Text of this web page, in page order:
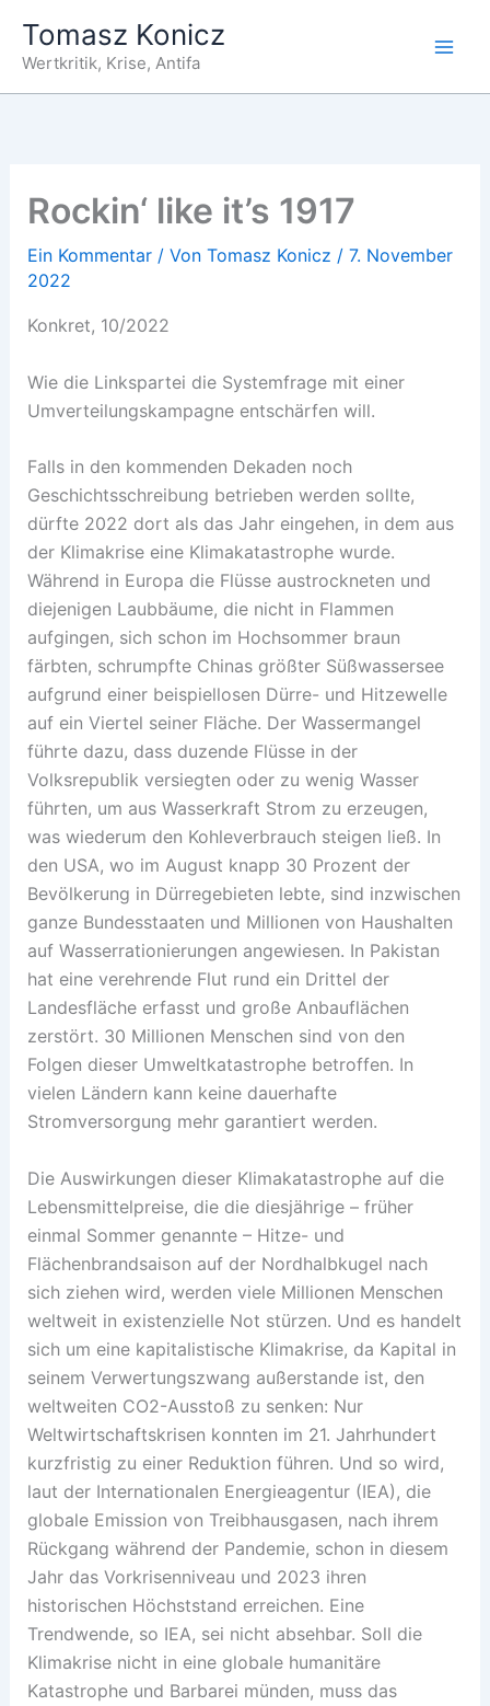
Inhalt
springen
Tomasz Konicz
Wertkritik, Krise, Antifa
Rockin‘ like it’s 1917
Ein Kommentar / Von Tomasz Konicz / 7. November
2022
Konkret, 10/2022
Wie die Linkspartei die Systemfrage mit einer
Umverteilungskampagne entschärfen will.
Falls in den kommenden Dekaden noch
Geschichtsschreibung betrieben werden sollte,
dürfte 2022 dort als das Jahr eingehen, in dem aus
der Klimakrise eine Klimakatastrophe wurde.
Während in Europa die Flüsse austrockneten und
diejenigen Laubbäume, die nicht in Flammen
aufgingen, sich schon im Hochsommer braun
färbten, schrumpfte Chinas größter Süßwassersee
aufgrund einer beispiellosen Dürre- und Hitzewelle
auf ein Viertel seiner Fläche. Der Wassermangel
führte dazu, dass duzende Flüsse in der
Volksrepublik versiegten oder zu wenig Wasser
führten, um aus Wasserkraft Strom zu erzeugen,
was wiederum den Kohleverbrauch steigen ließ. In
den USA, wo im August knapp 30 Prozent der
Bevölkerung in Dürregebieten lebte, sind inzwischen
ganze Bundesstaaten und Millionen von Haushalten
auf Wasserrationierungen angewiesen. In Pakistan
hat eine verehrende Flut rund ein Drittel der
Landesfläche erfasst und große Anbauflächen
zerstört. 30 Millionen Menschen sind von den
Folgen dieser Umweltkatastrophe betroffen. In
vielen Ländern kann keine dauerhafte
Stromversorgung mehr garantiert werden.
Die Auswirkungen dieser Klimakatastrophe auf die
Lebensmittelpreise, die die diesjährige – früher
einmal Sommer genannte – Hitze- und
Flächenbrandsaison auf der Nordhalbkugel nach
sich ziehen wird, werden viele Millionen Menschen
weltweit in existenzielle Not stürzen. Und es handelt
sich um eine kapitalistische Klimakrise, da Kapital in
seinem Verwertungszwang außerstande ist, den
weltweiten CO2-Ausstoß zu senken: Nur
Weltwirtschaftskrisen konnten im 21. Jahrhundert
kurzfristig zu einer Reduktion führen. Und so wird,
laut der Internationalen Energieagentur (IEA), die
globale Emission von Treibhausgasen, nach ihrem
Rückgang während der Pandemie, schon in diesem
Jahr das Vorkrisenniveau und 2023 ihren
historischen Höchststand erreichen. Eine
Trendwende, so IEA, sei nicht absehbar. Soll die
Klimakrise nicht in eine globale humanitäre
Katastrophe und Barbarei münden, muss das